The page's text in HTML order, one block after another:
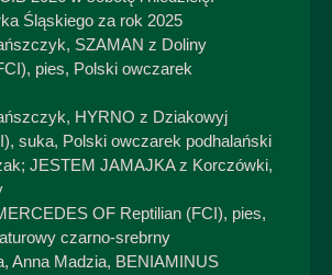
Śląskiego za rok 2025
SZAMAN z Doliny
pies, Polski owczarek
HYRNO z Dziakowyj
suka, Polski owczarek podhalański
JESTEM JAMAJKA z Korczówki,
MERCEDES OF Reptilian (FCI), pies,
czarno-srebrny
Anna Madzia, BENIAMINUS